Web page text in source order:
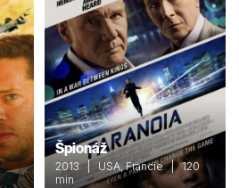
Špionáž
2013 | USA, Francie | 120
min